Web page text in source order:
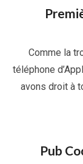
Comme la
téléphone
avons droit à
Pub